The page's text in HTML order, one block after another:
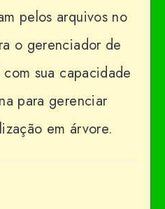
pelos arquivos no
o gerenciador de
sua capacidade
para gerenciar
em árvore.